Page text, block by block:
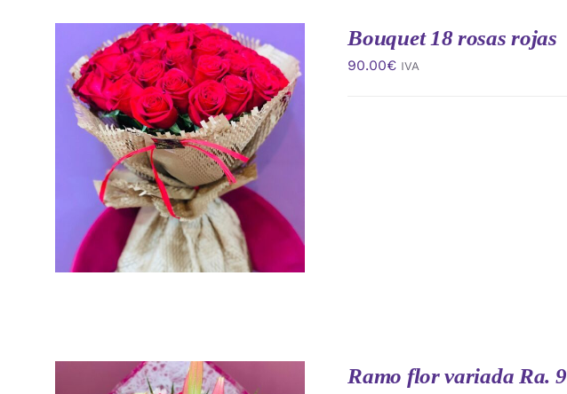
AÑADIR AL CARRITO /
VISTA
RAPIDA
Bouquet 18 rosas rojas
90.00€ IVA
Ramo flor variada Ra. 9